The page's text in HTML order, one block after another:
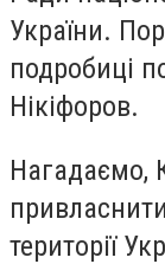
України.
подробиці
Нікіфоров.
Нагадаємо,
території